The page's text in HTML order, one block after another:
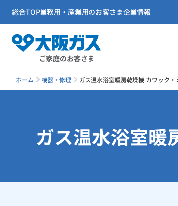
ご家庭のお客さま
総合TOP業務用・産業用のお客さま企業情報
ホーム 機器・修理 ガス温水浴室暖房乾燥機 カワック・
ガス温水浴室暖